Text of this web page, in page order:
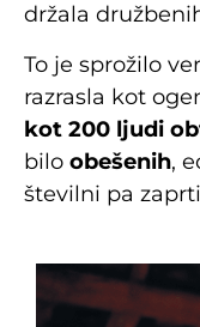
držala
To je sprožilo
razrasla kot
kot 200 ljudi
bilo obešenih,
številni pa